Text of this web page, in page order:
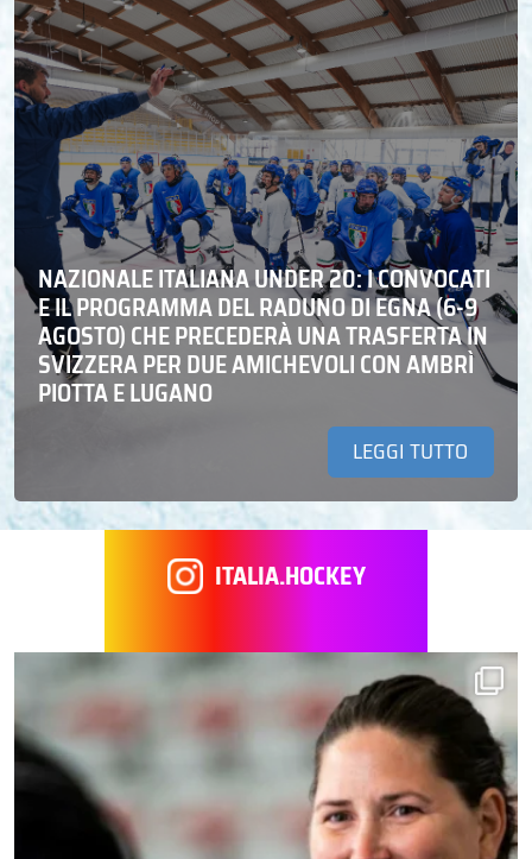
NAZIONALE ITALIANA UNDER 20: I CONVOCATI
E IL PROGRAMMA DEL RADUNO DI EGNA (6-9
AGOSTO) CHE PRECEDERÀ UNA TRASFERTA IN
SVIZZERA PER DUE AMICHEVOLI CON AMBRÌ
PIOTTA E LUGANO
LEGGI TUTTO
ITALIA.HOCKEY